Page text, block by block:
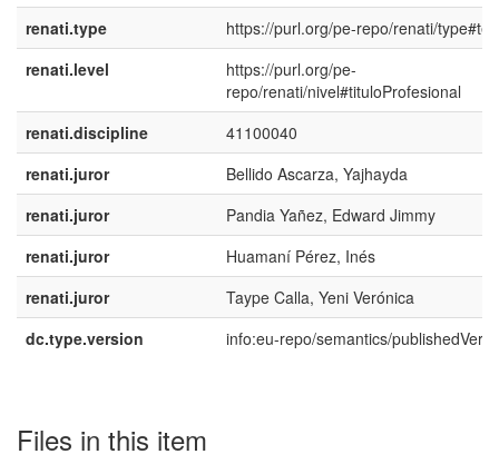
renati.type
https://purl.org/pe-repo/renati/
renati.level
https://purl.org/pe-
repo/renati/nivel#tituloProfesional
renati.discipline
41100040
renati.juror
Bellido Ascarza, Yajhayda
renati.juror
Pandia Yañez, Edward Jimmy
renati.juror
Huamaní Pérez, Inés
renati.juror
Taype Calla, Yeni Verónica
dc.type.version
info:eu-repo/semantics/
Files in this item